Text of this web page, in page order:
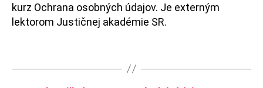
kurz Ochrana osobných údajov. Je externým
lektorom Justičnej akadémie SR.